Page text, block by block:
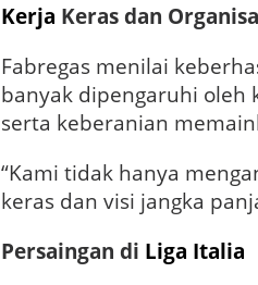
Kerja Keras dan
Fabregas menilai
banyak dipengaruhi oleh
serta keberanian
“Kami tidak hanya
keras dan visi jangka
Persaingan di Liga Italia